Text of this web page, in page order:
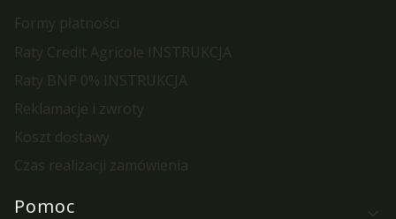
Formy płatności
Raty Credit Agricole INSTRUKCJA
Raty BNP 0% INSTRUKCJA
Reklamacje i zwroty
Koszt dostawy
Czas realizacji zamówienia
Pomoc